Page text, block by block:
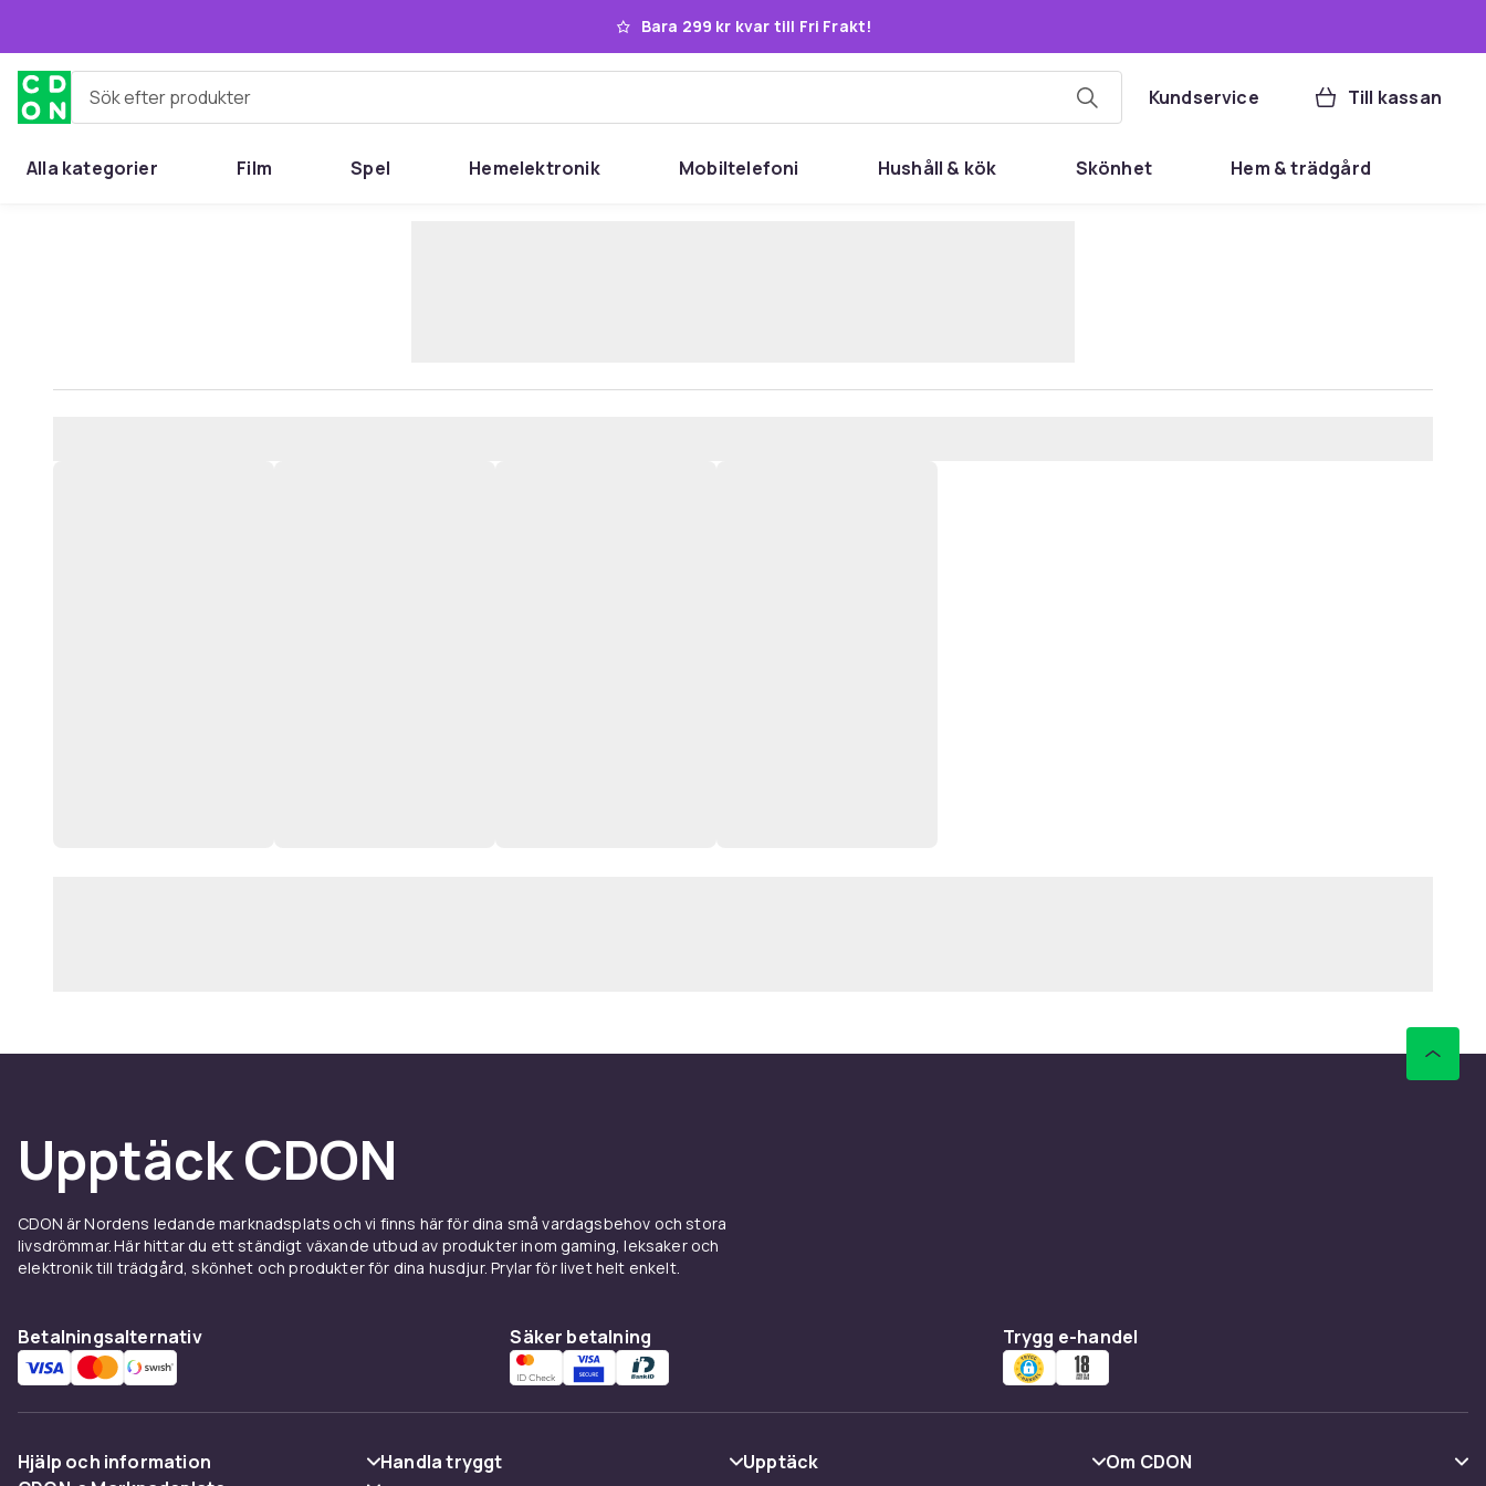
Bara 299 kr kvar till Fri Frakt!
Sök efter produkter Kundservice Till kassan
Alla kategorier Film Spel Hemelektronik Mobiltelefoni Hushåll & kök Skönhet Hem & trädgård
Upptäck CDON
CDON är Nordens ledande marknadsplats och vi finns här för dina små vardagsbehov och stora
livsdrömmar. Här hittar du ett ständigt växande utbud av produkter inom gaming, leksaker och
elektronik till trädgård, skönhet och produkter för dina husdjur. Prylar för livet helt enkelt.
Betalningsalternativ Säker betalning Trygg e-handel
Hjälp och information
Handla tryggt
Upptäck
Om CDON